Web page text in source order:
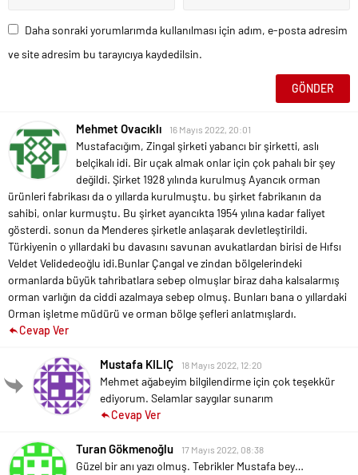
Daha sonraki yorumlarımda kullanılması için adım, e-posta adresim
ve site adresim bu tarayıcıya kaydedilsin.
Mehmet Ovacıklı 16 Mayıs 2022, 20:01
Mustafacığım, Zingal şirketi yabancı bir şirketti, aslı
belçikalı idi. Bir uçak almak onlar için çok pahalı bir şey
değildi. Şirket 1928 yılında kurulmuş Ayancık orman
ürünleri fabrikası da o yıllarda kurulmuştu. bu şirket fabrikanın da
sahibi, onlar kurmuştu. Bu şirket ayancıkta 1954 yılına kadar faliyet
gösterdi. sonun da Menderes şirketle anlaşarak devletleştirildi.
Türkiyenin o yıllardaki bu davasını savunan avukatlardan birisi de Hıfsı
Veldet Velidedeoğlu idi.Bunlar Çangal ve zindan bölgelerindeki
ormanlarda büyük tahribatlara sebep olmuşlar biraz daha kalsalarmış
orman varlığın da ciddi azalmaya sebep olmuş. Bunları bana o yıllardaki
Orman işletme müdürü ve orman bölge şefleri anlatmışlardı.
Cevap Ver
Mustafa KILIÇ 18 Mayıs 2022, 12:20
Mehmet ağabeyim bilgilendirme için çok teşekkür
ediyorum. Selamlar saygılar sunarım
Cevap Ver
Turan Gökmenoğlu 17 Mayıs 2022, 08:38
Güzel bir anı yazı olmuş. Tebrikler Mustafa bey…